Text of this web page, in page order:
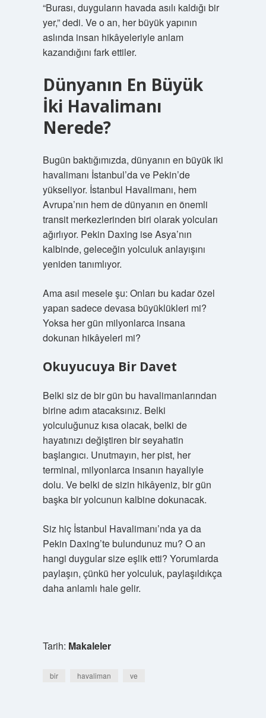
“Burası, duyguların havada asılı kaldığı bir
yer,” dedi. Ve o an, her büyük yapının
aslında insan hikâyeleriyle anlam
kazandığını fark ettiler.
Dünyanın En Büyük
İki Havalimanı
Nerede?
Bugün baktığımızda, dünyanın en büyük iki
havalimanı İstanbul’da ve Pekin’de
yükseliyor. İstanbul Havalimanı, hem
Avrupa’nın hem de dünyanın en önemli
transit merkezlerinden biri olarak yolcuları
ağırlıyor. Pekin Daxing ise Asya’nın
kalbinde, geleceğin yolculuk anlayışını
yeniden tanımlıyor.
Ama asıl mesele şu: Onları bu kadar özel
yapan sadece devasa büyüklükleri mi?
Yoksa her gün milyonlarca insana
dokunan hikâyeleri mi?
Okuyucuya Bir Davet
Belki siz de bir gün bu havalimanlarından
birine adım atacaksınız. Belki
yolculuğunuz kısa olacak, belki de
hayatınızı değiştiren bir seyahatin
başlangıcı. Unutmayın, her pist, her
terminal, milyonlarca insanın hayaliyle
dolu. Ve belki de sizin hikâyeniz, bir gün
başka bir yolcunun kalbine dokunacak.
Siz hiç İstanbul Havalimanı’nda ya da
Pekin Daxing’te bulundunuz mu? O an
hangi duygular size eşlik etti? Yorumlarda
paylaşın, çünkü her yolculuk, paylaşıldıkça
daha anlamlı hale gelir.
Tarih: Makaleler
bir havaliman ve